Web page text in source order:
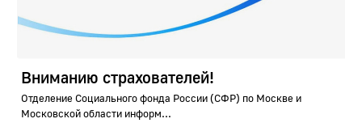
Вниманию страхователей!
Отделение Социального фонда России (СФР) по Москве и
Московской области информ...